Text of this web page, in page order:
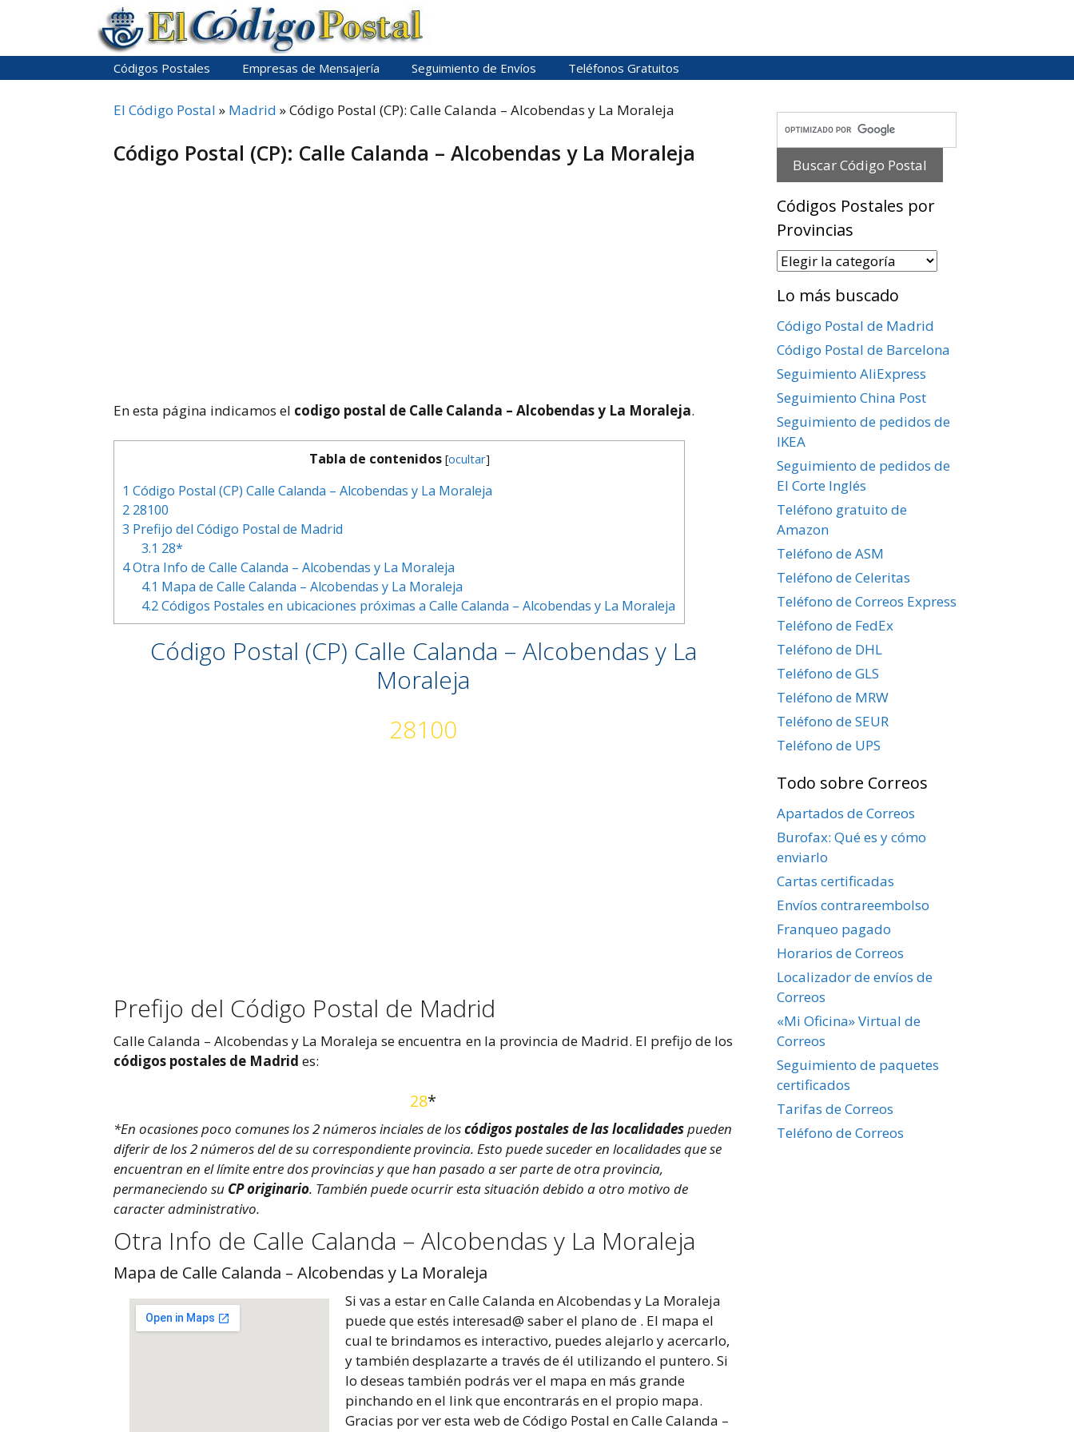
Códigos Postales Empresas de Mensajería Seguimiento de Envíos Teléfonos Gratuitos
El Código Postal » Madrid »Código Postal (CP): Calle Calanda – Alcobendas y La Moraleja
Código Postal (CP): Calle Calanda – Alcobendas y La Moraleja
En esta página indicamos el codigo postal de Calle Calanda – Alcobendas y La Moraleja.
Tabla de contenidos [ocultar]
1 Código Postal (CP) Calle Calanda – Alcobendas y La Moraleja
2 28100
3 Prefijo del Código Postal de Madrid
3.1 28*
4Otra Info de Calle Calanda – Alcobendas y La Moraleja
4.1 Mapa de Calle Calanda – Alcobendas y La Moraleja
4.2Códigos Postales en ubicaciones próximas a Calle Calanda – Alcobendas y La Moraleja
Código Postal (CP) Calle Calanda – Alcobendas y La
Moraleja
28100
Prefijo del Código Postal de Madrid
Calle Calanda – Alcobendas y La Moraleja se encuentra en la provincia de Madrid. El prefijo de los
códigos postales de Madrid es:
28*
*En ocasiones poco comunes los 2 números inciales de loscódigos postales de las localidadespueden
diferir de los 2 números del de su correspondiente provincia. Esto puede suceder en localidades que se
encuentran en el límite entre dos provincias y que han pasado a ser parte de otra provincia,
permaneciendo su CP originario. También puede ocurrir esta situación debido a otro motivo de
caracter administrativo.
Otra Info de Calle Calanda – Alcobendas y La Moraleja
Mapa de Calle Calanda – Alcobendas y La Moraleja
Si vas a estar en Calle Calanda en Alcobendas y La Moraleja
puede que estés interesad@ saber el plano de . El mapa el
cual te brindamos es interactivo, puedes alejarlo y acercarlo,
y también desplazarte a través de él utilizando el puntero. Si
lo deseas también podrás ver el mapa en más grande
pinchando en el link que encontrarás en el propio mapa.
Gracias por ver esta web de Código Postal en Calle Calanda –
Códigos Postales por
Provincias
Códigos
por
Provincias
Lo más buscado
Código Postal de Madrid
Código Postal de Barcelona
Seguimiento AliExpress
Seguimiento China Post
Seguimiento de pedidos de
IKEA
Seguimiento de pedidos de
El Corte Inglés
Teléfono gratuito de
Amazon
Teléfono de ASM
Teléfono de Celeritas
Teléfono de Correos Express
Teléfono de FedEx
Teléfono de DHL
Teléfono de GLS
Teléfono de MRW
Teléfono de SEUR
Teléfono de UPS
Todo sobre Correos
Apartados de Correos
Burofax: Qué es y cómo
enviarlo
Cartas certificadas
Envíos contrareembolso
Franqueo pagado
Horarios de Correos
Localizador de envíos de
Correos
«Mi Oficina» Virtual de
Correos
Seguimiento de paquetes
certificados
Tarifas de Correos
Teléfono de Correos